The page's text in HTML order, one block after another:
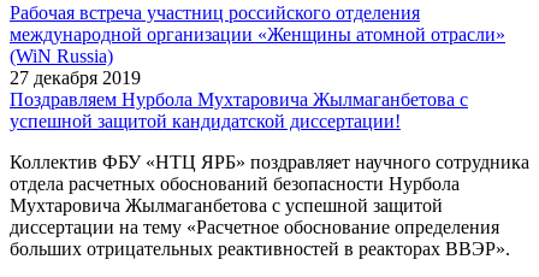
Рабочая встреча участниц российского отделения
международной организации «Женщины атомной отрасли»
(WiN Russia)
27 декабря 2019
Поздравляем Нурбола Мухтаровича Жылмаганбетова с
успешной защитой кандидатской диссертации!
Коллектив ФБУ «НТЦ ЯРБ» поздравляет научного сотрудника
отдела расчетных обоснований безопасности Нурбола
Мухтаровича Жылмаганбетова с успешной защитой
диссертации на тему «Расчетное обоснование определения
больших отрицательных реактивностей в реакторах ВВЭР».